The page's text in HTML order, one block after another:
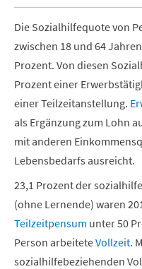
Die Sozialhilfequote von
zwischen 18 und 64
Prozent. Von diesen
Prozent einer
einer Teilzeitanstellung.
als Ergänzung zum Lohn
mit anderen
Lebensbedarfs ausreicht.
23,1 Prozent der
(ohne Lernende) waren
Teilzeitpensum unter 50
Person arbeiteteVollzeit.
sozialhilfebeziehenden